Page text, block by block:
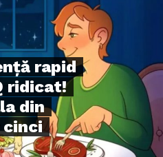
rapid
ridicat!
din
cinci